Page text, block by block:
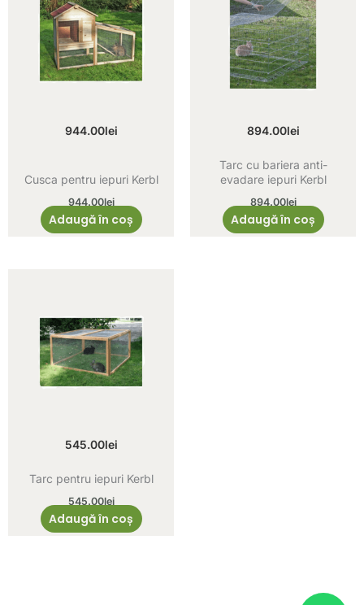
944.00lei
Cusca pentru iepuri Kerbl
944.00lei
Adaugă în coș
894.00lei
Tarc cu bariera anti-
evadare iepuri Kerbl
894.00lei
Adaugă în coș
545.00lei
Tarc pentru iepuri Kerbl
545.00lei
Adaugă în coș